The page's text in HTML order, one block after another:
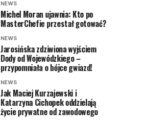
NEWS
Michel Moran ujawnia: Kto po
MasterChefie przestał gotować?
NEWS
Jarosińska zdziwiona wyjściem
Dody od Wojewódzkiego –
przypomniała o bójce gwiazd!
NEWS
Jak Maciej Kurzajewski i
Katarzyna Cichopek oddzielają
życie prywatne od zawodowego